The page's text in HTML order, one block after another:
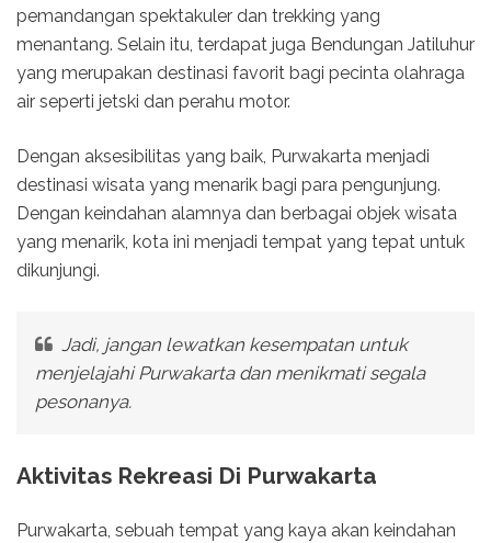
pemandangan spektakuler dan trekking yang
menantang. Selain itu, terdapat juga Bendungan Jatiluhur
yang merupakan destinasi favorit bagi pecinta olahraga
air seperti jetski dan perahu motor.
Dengan aksesibilitas yang baik, Purwakarta menjadi
destinasi wisata yang menarik bagi para pengunjung.
Dengan keindahan alamnya dan berbagai objek wisata
yang menarik, kota ini menjadi tempat yang tepat untuk
dikunjungi.
Jadi, jangan lewatkan kesempatan untuk
menjelajahi Purwakarta dan menikmati segala
pesonanya.
Aktivitas Rekreasi Di Purwakarta
Purwakarta, sebuah tempat yang kaya akan keindahan